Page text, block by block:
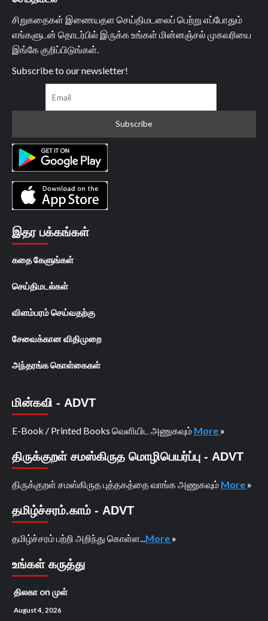
சிறுகதைகள் இணையதள செய்திமடலைப் பெற்று எப்போதும்
எங்களுடன் தொடர்பில் இருக்க உங்கள் மின்னஞ்சல் முகவரியை
இங்கே குறிப்பிடுங்கள்.
Subscribe to our newsletter!
இதர பக்கங்கள்
கதை கேளுங்கள்
செய்திமடல்கள்
விளம்பரம் செய்வதற்கு
சேவைக்கான விதிமுறை
அந்தரங்க கொள்கைகள்
மின்கவி - ADVT
E-Book / Printed Books வெளியிட அணுகவும் More »
திருக்குறள் சமஸ்கிருத மொழிபெயர்ப்பு - ADVT
திருக்குறள் சமஸ்கிருத புத்தகத்தை வாங்க அணுகவும் More »
தமிழ்ச்சரம்.காம் - ADVT
தமிழ்ச்சரம் பற்றி அறிந்து கொள்ள... More »
உங்கள் கருத்து
திலகா on முள்
August 4, 2026